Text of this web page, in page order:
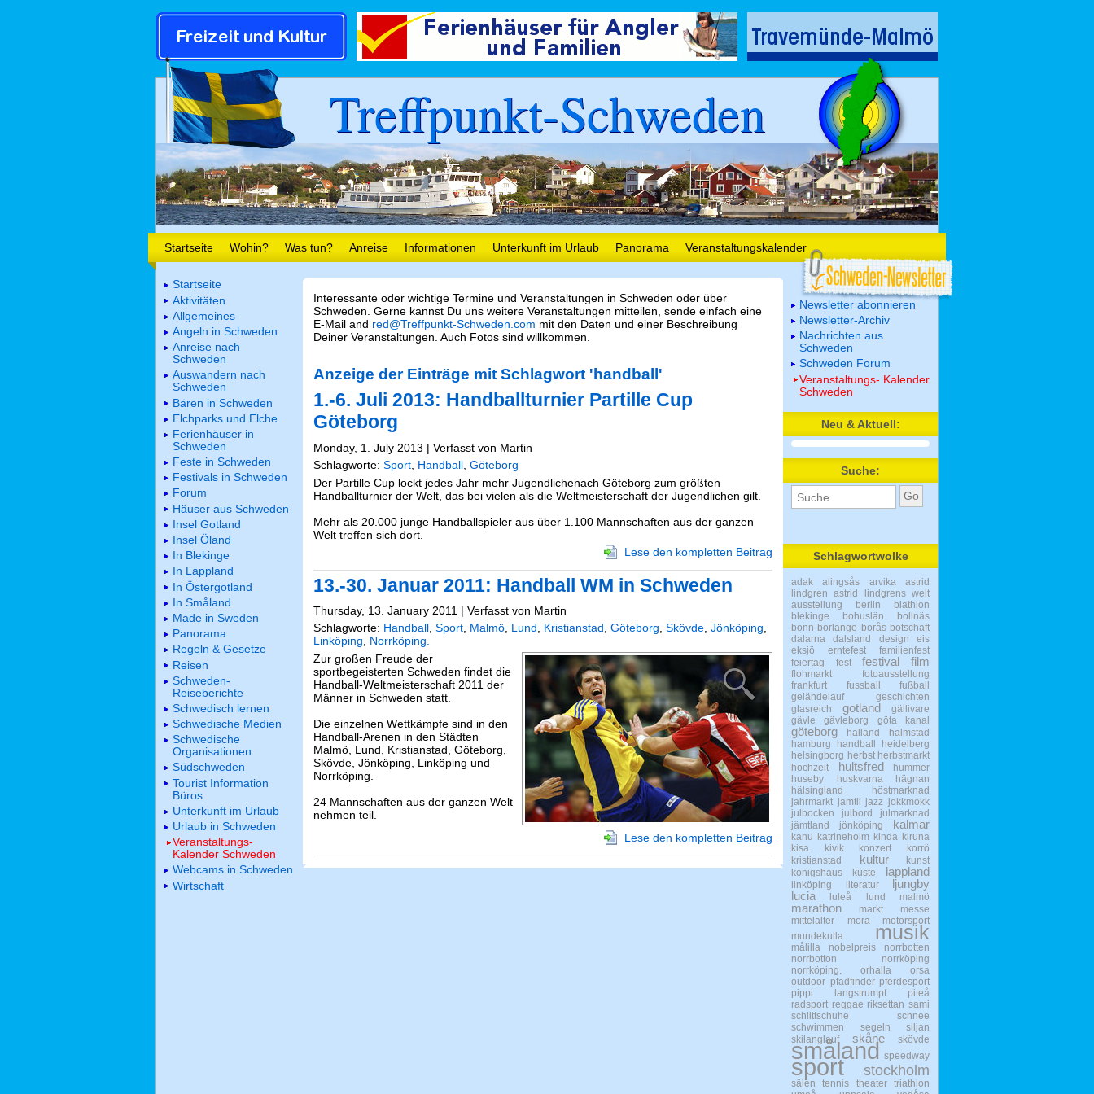
Treffpunkt-Schweden
Startseite Wohin? Was tun? Anreise Informationen Unterkunft im Urlaub Panorama Veranstaltungskalender
Interessante oder wichtige Termine und Veranstaltungen in Schweden oder über
Schweden. Gerne kannst Du uns weitere Veranstaltungen mitteilen, sende einfach eine
E-Mail and red@Treffpunkt-Schweden.com mit den Daten und einer Beschreibung
Deiner Veranstaltungen. Auch Fotos sind willkommen.
Anzeige der Einträge mit Schlagwort 'handball'
1.-6. Juli 2013: Handballturnier Partille Cup
Göteborg
Monday, 1. July 2013 | Verfasst von Martin
Schlagworte: Sport, Handball, Göteborg
Der Partille Cup lockt jedes Jahr mehr Jugendlichenach Göteborg zum größten
Handballturnier der Welt, das bei vielen als die Weltmeisterschaft der Jugendlichen gilt.
Mehr als 20.000 junge Handballspieler aus über 1.100 Mannschaften aus der ganzen
Welt treffen sich dort.
Lese den kompletten Beitrag
13.-30. Januar 2011: Handball WM in Schweden
Thursday, 13. January 2011 | Verfasst von Martin
Schlagworte: Handball, Sport, Malmö, Lund, Kristianstad, Göteborg, Skövde, Jönköping,
Linköping, Norrköping.
Zur großen Freude der
sportbegeisterten Schweden findet die
Handball-Weltmeisterschaft 2011 der
Männer in Schweden statt.
Die einzelnen Wettkämpfe sind in den
Handball-Arenen in den Städten
Malmö, Lund, Kristianstad, Göteborg,
Skövde, Jönköping, Linköping und
Norrköping.
24 Mannschaften aus der ganzen Welt
nehmen teil.
Lese den kompletten Beitrag
Startseite
Aktivitäten
Allgemeines
Angeln in Schweden
Anreise nach
Schweden
Auswandern nach
Schweden
Bären in Schweden
Elchparks und Elche
Ferienhäuser in
Schweden
Feste in Schweden
Festivals in Schweden
Forum
Häuser aus Schweden
Insel Gotland
Insel Öland
In Blekinge
In Lappland
In Östergotland
In Småland
Made in Sweden
Panorama
Regeln & Gesetze
Reisen
Schweden-
Reiseberichte
Schwedisch lernen
Schwedische Medien
Schwedische
Organisationen
Südschweden
Tourist Information
Büros
Unterkunft im Urlaub
Urlaub in Schweden
Veranstaltungs-
Kalender Schweden
Webcams in Schweden
Wirtschaft
Newsletter abonnieren
Newsletter-Archiv
Nachrichten aus
Schweden
Schweden Forum
Veranstaltungs- Kalender
Schweden
Neu & Aktuell:
Suche:
Schlagwortwolke
adak alingsås arvika
astrid
lindgren
astrid lindgrens welt
ausstellung
berlin
biathlon
blekinge
bohuslän
bollnäs
bonn borlänge borås botschaft
dalarna
dalsland design
eis
eksjö
erntefest
familienfest
feiertag
fest festival film
flohmarkt
fotoausstellung
frankfurt
fussball
fußball
geländelauf
geschichten
glasreich
gotland
gällivare
gävle
gävleborg göta kanal
göteborg halland
halmstad
hamburg
handball
heidelberg
helsingborg herbst herbstmarkt
hochzeit
hultsfred
hummer
huseby
huskvarna
hägnan
hälsingland
höstmarknad
jahrmarkt jamtli jazz jokkmokk
julbocken
julbord
julmarknad
jämtland
jönköping kalmar
kanu katrineholm kinda
kiruna
kisa
kivik konzert
korrö
kristianstad
kultur
kunst
königshaus
küste lappland
linköping literatur
ljungby
lucia
luleå lund malmö
marathon markt
messe
mittelalter
mora
motorsport
mundekulla
musik
målilla nobelpreis
norrbotten
norrbotton
norrköping
norrköping.
orhalla
orsa
outdoor pfadfinder pferdesport
pippi langstrumpf
piteå
radsport reggae riksettan sami
schlittschuhe
schnee
schwimmen
segeln
siljan
skilanglauf
skåne skövde
småland speedway
sport stockholm
sälen tennis theater
triathlon